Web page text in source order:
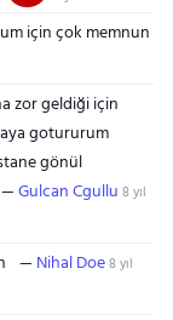
için çok memnun
zor geldiği için
gotururum
gönül
Gulcan Cgullu 8 yıl
Nihal Doe8 yıl